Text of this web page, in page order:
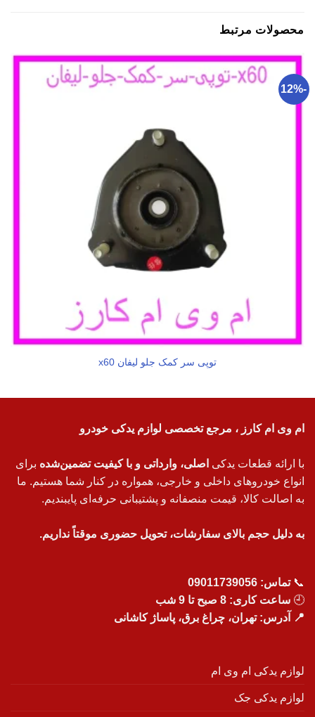
محصولات مرتبط
-12%
توپی سر کمک جلو لیفان x60
ام وی ام کارز ، مرجع تخصصی لوازم یدکی خودرو
با ارائه قطعات یدکی اصلی، وارداتی و با کیفیت تضمین‌شده برای
انواع خودروهای داخلی و خارجی، همواره در کنار شما هستیم. ما
به اصالت کالا، قیمت منصفانه و پشتیبانی حرفه‌ای پایبندیم.
به دلیل حجم بالای سفارشات، تحویل حضوری موقتاً نداریم.
📞تماس: 09011739056
🕘 ساعت کاری: 8 صبح تا 9 شب
📍 آدرس: تهران، چراغ برق، پاساژ کاشانی
لوازم یدکی ام وی ام
لوازم یدکی جک